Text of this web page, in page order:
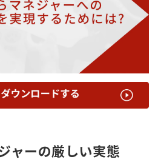
ャーの厳しい実態